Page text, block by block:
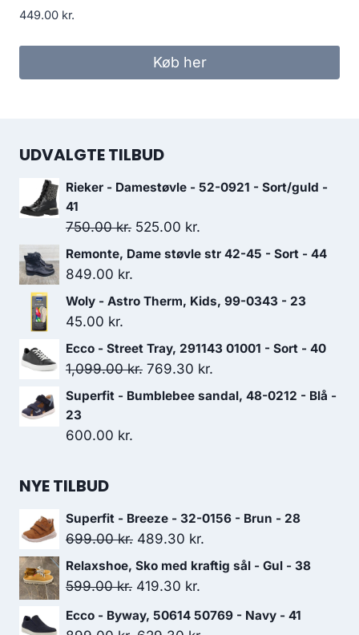
449.00 kr.
Køb her
UDVALGTE TILBUD
Rieker - Damestøvle - 52-0921 - Sort/guld -
41
750.00kr. Den
oprindelige
750.00 kr..
525.00 kr.
aktuelle
525.00 kr..
Remonte, Dame støvle str 42-45 - Sort - 44
849.00 kr.
Woly - Astro Therm, Kids, 99-0343 - 23
45.00 kr.
Ecco - Street Tray, 291143 01001 - Sort - 40
1,099.00kr. Den
oprindelige
769.30 kr.
aktuelle
Superfit - Bumblebee sandal, 48-0212 - Blå -
23
600.00 kr.
NYE TILBUD
Superfit - Breeze - 32-0156 - Brun - 28
699.00kr. Den
oprindelige
pris
699.00 kr..
489.30 kr.
aktuelle
489.30 kr..
Relaxshoe, Sko med kraftig sål - Gul - 38
599.00kr. Den
oprindelige
pris
419.30 kr.
aktuelle
pris
Ecco - Byway, 50614 50769 - Navy - 41